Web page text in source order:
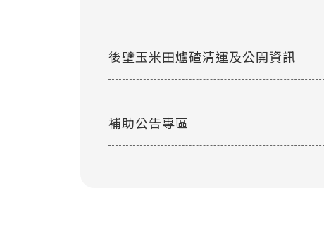
後壁玉米田爐碴清運及公開資訊
補助公告專區